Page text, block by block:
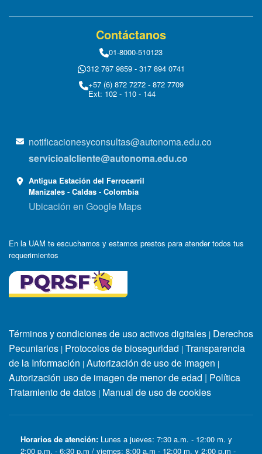
Contáctanos
01-8000-510123
312 767 9859 - 317 894 0741
+57 (6) 872 7272 - 872 7709
Ext: 102 - 110 - 144
notificacionesyconsultas@autonoma.edu.co
servicioalcliente@autonoma.edu.co
Antigua Estación del Ferrocarril
Manizales - Caldas - Colombia
Ubicación en Google Maps
En la UAM te escuchamos y estamos prestos para atender todos tus
requerimientos
Términos y condiciones de uso activos digitales | Derechos
Pecuniarios | Protocolos de bioseguridad | Transparencia
de la Información | Autorización de uso de imagen |
Autorización uso de imagen de menor de edad | Política
Tratamiento de datos | Manual de uso de cookies
Horarios de atención: Lunes a jueves: 7:30 a.m. - 12:00 m. y
2:00 p.m. - 6:30 p.m / viernes: 8:00 a.m - 12:00 m. y 2:00 p.m -